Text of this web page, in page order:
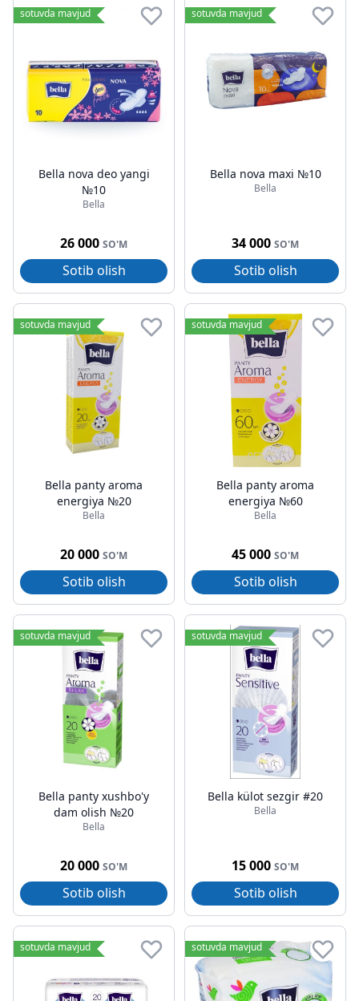
sotuvda mavjud
Bella nova deo yangi
№10
Bella
26 000 SO'M
Sotib olish
sotuvda mavjud
Bella nova maxi №10
Bella
34 000 SO'M
Sotib olish
sotuvda mavjud
Bella panty aroma
energiya №20
Bella
20 000 SO'M
Sotib olish
sotuvda mavjud
Bella panty aroma
energiya №60
Bella
45 000 SO'M
Sotib olish
sotuvda mavjud
Bella panty xushbo'y
dam olish №20
Bella
20 000 SO'M
Sotib olish
sotuvda mavjud
Bella külot sezgir #20
Bella
15 000 SO'M
Sotib olish
sotuvda mavjud sotuvda mavjud